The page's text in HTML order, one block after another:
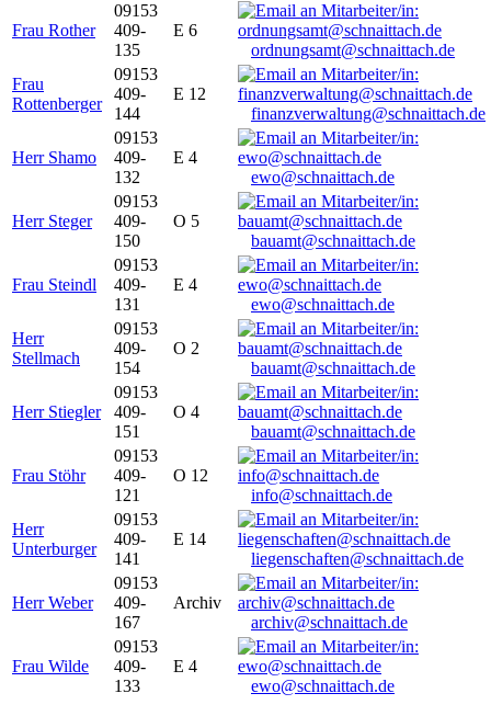
Frau Rother
09153
409-
135
E 6
ordnungsamt@schnaittach.de
Frau
Rottenberger
09153
409-
144
E 12
finanzverwaltung@schnaittach.de
Herr Shamo
09153
409-
132
E 4
ewo@schnaittach.de
Herr Steger
09153
409-
150
O 5
bauamt@schnaittach.de
Frau Steindl
09153
409-
131
E 4
ewo@schnaittach.de
Herr
Stellmach
09153
409-
154
O 2
bauamt@schnaittach.de
Herr Stiegler
09153
409-
151
O 4
bauamt@schnaittach.de
Frau Stöhr
09153
409-
121
O 12
info@schnaittach.de
Herr
Unterburger
09153
409-
141
E 14
liegenschaften@schnaittach.de
Herr Weber
09153
409-
167
Archiv
archiv@schnaittach.de
Frau Wilde
09153
409-
133
E 4
ewo@schnaittach.de